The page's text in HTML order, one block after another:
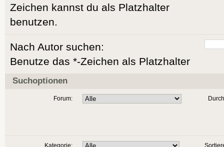
Zeichen kannst du als Platzhalter
benutzen.
Nach Autor suchen:
Benutze das *-Zeichen als Platzhalter
Suchoptionen
Forum:
Kategorie: